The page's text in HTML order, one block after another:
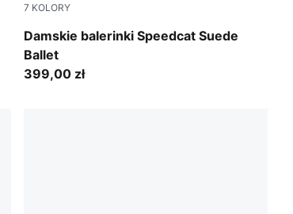
7 KOLORY
Damskie balerinki Speedcat Suede
Ballet
PUMA Black-PUMA White-Warm White
399,00 zł